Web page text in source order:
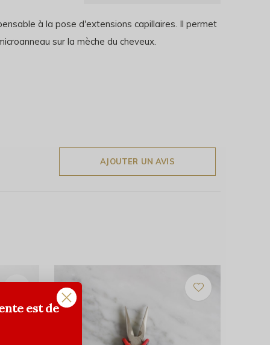
à la pose d'extensions capillaires. Il permet
sur la mèche du cheveux.
AJOUTER UN AVIS
est de